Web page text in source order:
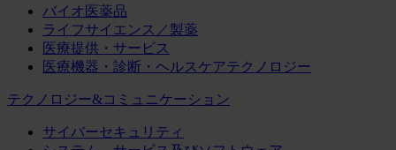
バイオ医薬品
ライフサイエンス／製薬
医療提供・サービス
医療機器・診断・ヘルスケアテクノロジー
テクノロジー&コミュニケーション
サイバーセキュリティ